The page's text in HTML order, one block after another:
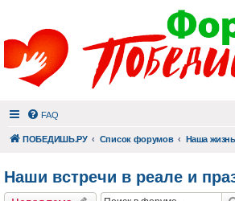
FAQ
ПОБЕДИШЬ.РУ Список форумов
Наши встречи в реале и